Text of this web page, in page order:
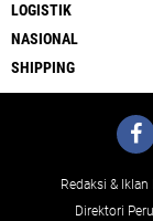
LOGISTIK
NASIONAL
SHIPPING
Redaksi & Iklan
Direktori